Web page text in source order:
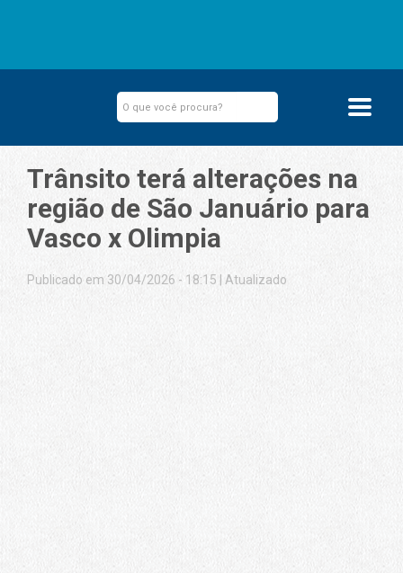
Trânsito terá alterações na
região de São Januário para
Vasco x Olimpia
Publicado em 30/04/2026 - 18:15 | Atualizado